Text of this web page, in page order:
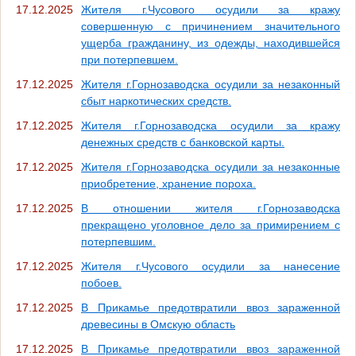
17.12.2025
Жителя г.Чусового осудили за кражу
совершенную с причинением значительного
ущерба гражданину, из одежды, находившейся
при потерпевшем.
17.12.2025
Жителя г.Горнозаводска осудили за незаконный
сбыт наркотических средств.
17.12.2025
Жителя г.Горнозаводска осудили за кражу
денежных средств с банковской карты.
17.12.2025
Жителя г.Горнозаводска осудили за незаконные
приобретение, хранение пороха.
17.12.2025
В отношении жителя г.Горнозаводска
прекращено уголовное дело за примирением с
потерпевшим.
17.12.2025
Жителя г.Чусового осудили за нанесение
побоев.
17.12.2025
В Прикамье предотвратили ввоз зараженной
древесины в Омскую область
17.12.2025
В Прикамье предотвратили ввоз зараженной